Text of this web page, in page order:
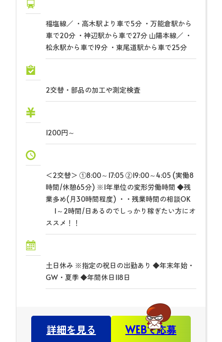
福塩線／ ・高木駅より車で5分 ・万能倉駅から
車で20分 ・神辺駅から車で27分 山陽本線／ ・
松永駅から車で19分 ・東尾道駅から車で25分
2交替・部品の加工や測定検査
1200円～
＜2交替＞ ①8:00～17:05 ②19:00～4:05 (実働8
時間/休憩65分) ※1年単位の変形労働時間 ◆残
業多め(月30時間程度) ・・残業時間の相談OK
1～2時間/日あるのでしっかり稼ぎたい方にオ
ススメ！！
土日休み ※指定の祝日の出勤あり ◆年末年始・
GW・夏季 ◆年間休日118日
詳細を見る WEBで応募